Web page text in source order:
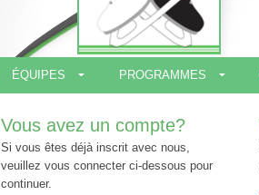
ÉQUIPES PROGRAMMES
Vous avez un compte?
Si vous êtes déjà inscrit avec nous,
veuillez vous connecter ci-dessous pour
continuer.